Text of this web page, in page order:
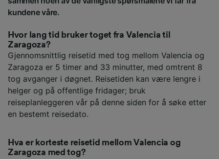
kundene våre.
Hvor lang tid bruker toget fra Valencia til
Zaragoza?
Gjennomsnittlig reisetid med tog mellom Valencia og
Zaragoza er 5 timer and 33 minutter, med omtrent 8
tog avganger i døgnet. Reisetiden kan være lengre i
helger og på offentlige fridager; bruk
reiseplanleggeren vår på denne siden for å søke etter
en bestemt reisedato.
Hva er korteste reisetid mellom Valencia og
Zaragoza med tog?